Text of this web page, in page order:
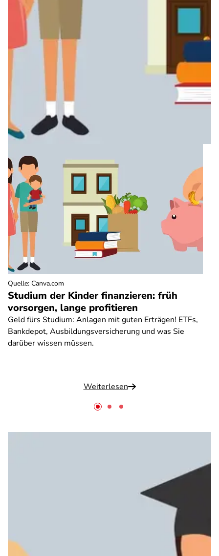
Studium der Kinder finanzieren: früh
vorsorgen, lange profitieren
Geld fürs Studium: Anlagen mit guten Erträgen! ETFs,
Bankdepot, Ausbildungsversicherung und was Sie
darüber wissen müssen.
Weiterlesen
Quelle: Canva.com